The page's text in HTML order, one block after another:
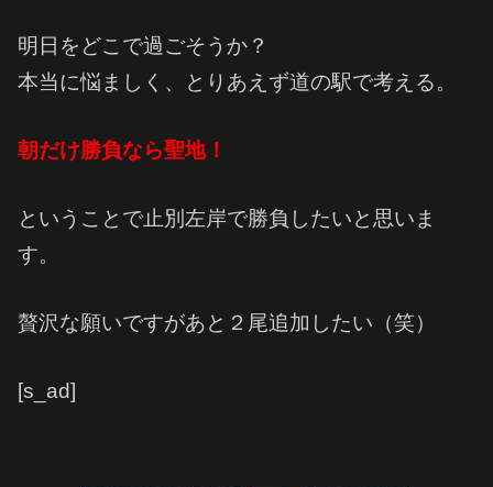
明日をどこで過ごそうか？
本当に悩ましく、とりあえず道の駅で考える。
朝だけ勝負なら聖地！
ということで止別左岸で勝負したいと思いま
す。
贅沢な願いですがあと２尾追加したい（笑）
[s_ad]